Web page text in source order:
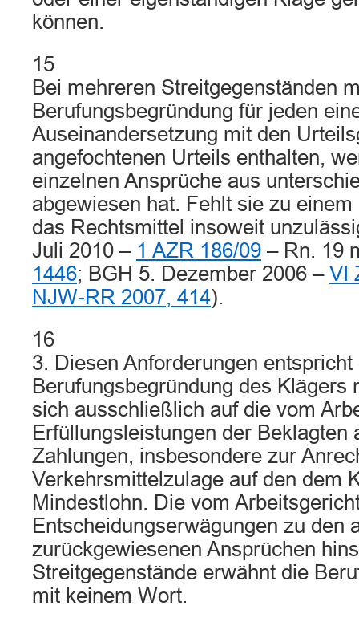
können.
15
Bei mehreren Streitgegenständen
Berufungsbegründung für jeden
Auseinandersetzung mit den
angefochtenen Urteils enthalten,
einzelnen Ansprüche aus
abgewiesen hat. Fehlt sie zu
das Rechtsmittel insoweit
Juli 2010 – 1 AZR 186/09 – Rn. 19
1446; BGH 5. Dezember 2006 – VI
NJW-RR 2007, 414).
16
3. Diesen Anforderungen entspricht
Berufungsbegründung des Klägers
sich ausschließlich auf die vom
Erfüllungsleistungen der Beklagten
Zahlungen, insbesondere zur
Verkehrsmittelzulage auf den dem
Mindestlohn. Die vom
Entscheidungserwägungen zu den
zurückgewiesenen Ansprüchen
Streitgegenstände erwähnt die
mit keinem Wort.